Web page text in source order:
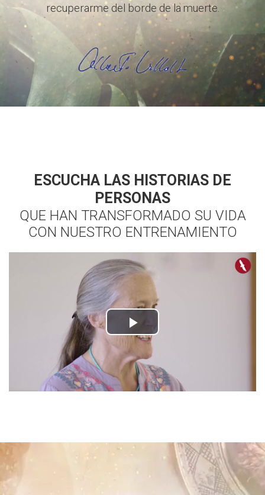
recuperarme del borde de la muerte.
ESCUCHA LAS HISTORIAS DE
PERSONAS
QUE HAN TRANSFORMADO SU VIDA
CON NUESTRO ENTRENAMIENTO